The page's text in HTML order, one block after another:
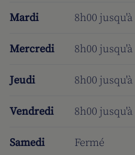
Mardi 8h00
Mercredi 8h00
Jeudi 8h00
Vendredi 8h00
Samedi Fermé